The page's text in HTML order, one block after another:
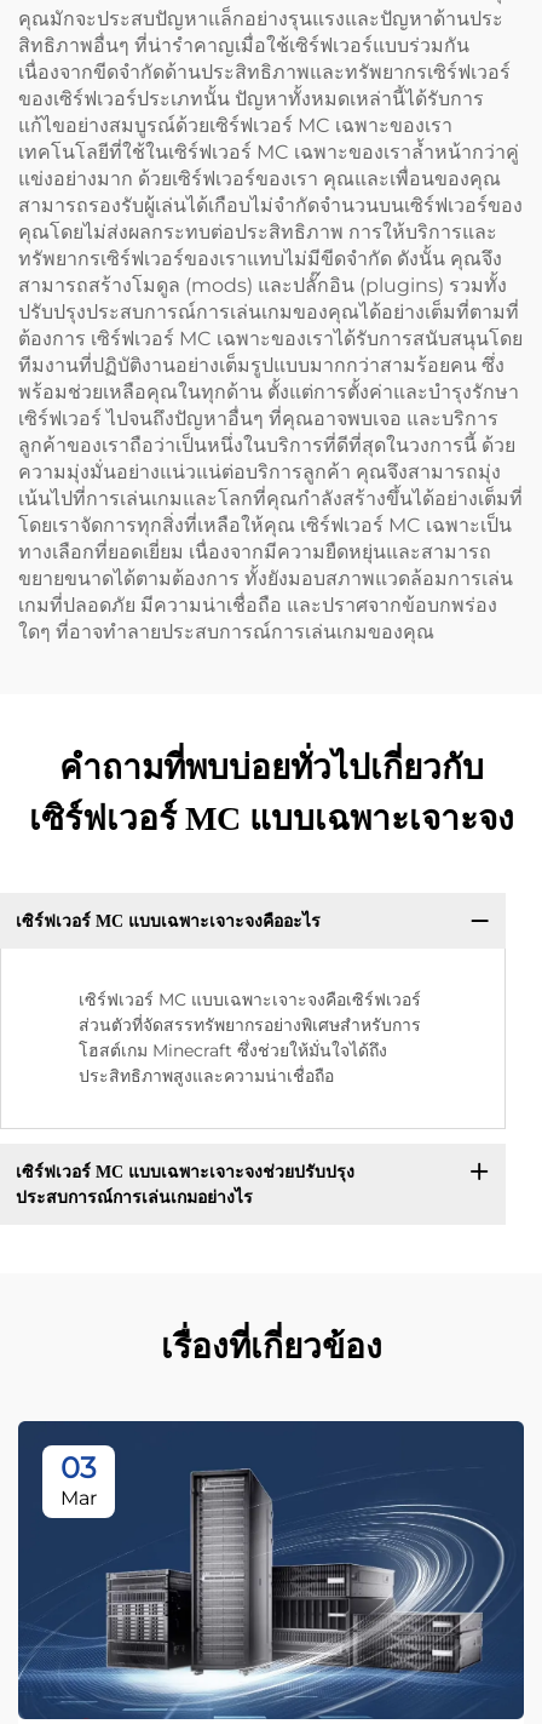
คุณมักจะประสบปัญหาแล็กอย่างรุนแรงและปัญหาด้านประ
สิทธิภาพอื่นๆ ที่น่ารำคาญเมื่อใช้เซิร์ฟเวอร์แบบร่วมกัน
เนื่องจากขีดจำกัดด้านประสิทธิภาพและทรัพยากรเซิร์ฟเวอร์
ของเซิร์ฟเวอร์ประเภทนั้น ปัญหาทั้งหมดเหล่านี้ได้รับการ
แก้ไขอย่างสมบูรณ์ด้วยเซิร์ฟเวอร์ MC เฉพาะของเรา
เทคโนโลยีที่ใช้ในเซิร์ฟเวอร์ MC เฉพาะของเราล้ำหน้ากว่าคู่
แข่งอย่างมาก ด้วยเซิร์ฟเวอร์ของเรา คุณและเพื่อนของคุณ
สามารถรองรับผู้เล่นได้เกือบไม่จำกัดจำนวนบนเซิร์ฟเวอร์ของ
คุณโดยไม่ส่งผลกระทบต่อประสิทธิภาพ การให้บริการและ
ทรัพยากรเซิร์ฟเวอร์ของเราแทบไม่มีขีดจำกัด ดังนั้น คุณจึง
สามารถสร้างโมดูล (mods) และปลั๊กอิน (plugins) รวมทั้ง
ปรับปรุงประสบการณ์การเล่นเกมของคุณได้อย่างเต็มที่ตามที่
ต้องการ เซิร์ฟเวอร์ MC เฉพาะของเราได้รับการสนับสนุนโดย
ทีมงานที่ปฏิบัติงานอย่างเต็มรูปแบบมากกว่าสามร้อยคน ซึ่ง
พร้อมช่วยเหลือคุณในทุกด้าน ตั้งแต่การตั้งค่าและบำรุงรักษา
เซิร์ฟเวอร์ ไปจนถึงปัญหาอื่นๆ ที่คุณอาจพบเจอ และบริการ
ลูกค้าของเราถือว่าเป็นหนึ่งในบริการที่ดีที่สุดในวงการนี้ ด้วย
ความมุ่งมั่นอย่างแน่วแน่ต่อบริการลูกค้า คุณจึงสามารถมุ่ง
เน้นไปที่การเล่นเกมและโลกที่คุณกำลังสร้างขึ้นได้อย่างเต็มที่
โดยเราจัดการทุกสิ่งที่เหลือให้คุณ เซิร์ฟเวอร์ MC เฉพาะเป็น
ทางเลือกที่ยอดเยี่ยม เนื่องจากมีความยืดหยุ่นและสามารถ
ขยายขนาดได้ตามต้องการ ทั้งยังมอบสภาพแวดล้อมการเล่น
เกมที่ปลอดภัย มีความน่าเชื่อถือ และปราศจากข้อบกพร่อง
ใดๆ ที่อาจทำลายประสบการณ์การเล่นเกมของคุณ
คำถามที่พบบ่อยทั่วไปเกี่ยวกับ
เซิร์ฟเวอร์ MC แบบเฉพาะเจาะจง
เซิร์ฟเวอร์ MC แบบเฉพาะเจาะจงคืออะไร
เซิร์ฟเวอร์ MC แบบเฉพาะเจาะจงคือเซิร์ฟเวอร์
ส่วนตัวที่จัดสรรทรัพยากรอย่างพิเศษสำหรับการ
โฮสต์เกม Minecraft ซึ่งช่วยให้มั่นใจได้ถึง
ประสิทธิภาพสูงและความน่าเชื่อถือ
เซิร์ฟเวอร์ MC แบบเฉพาะเจาะจงช่วยปรับปรุง
ประสบการณ์การเล่นเกมอย่างไร
เรื่องที่เกี่ยวข้อง
03
Mar